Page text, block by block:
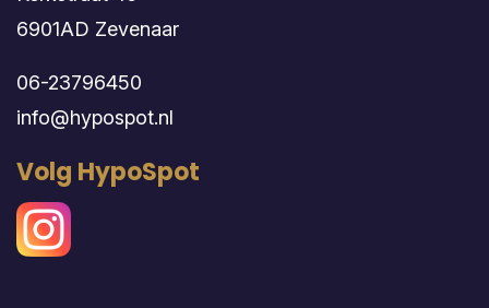
6901AD Zevenaar
06-23796450
info@hypospot.nl
Volg HypoSpot